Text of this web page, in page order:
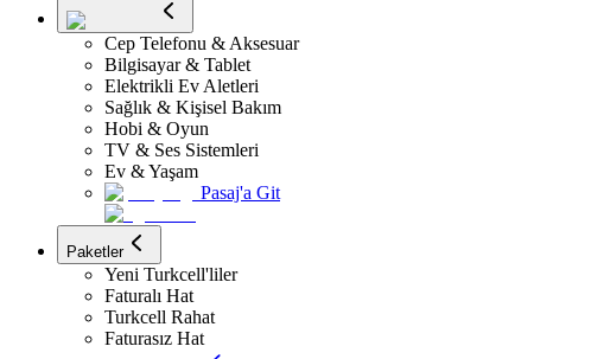
Cep Telefonu & Aksesuar
Bilgisayar & Tablet
Elektrikli Ev Aletleri
Sağlık & Kişisel Bakım
Hobi & Oyun
TV & Ses Sistemleri
Ev & Yaşam
Pasaj'a Git
Paketler
Yeni Turkcell'liler
Faturalı Hat
Turkcell Rahat
Faturasız Hat